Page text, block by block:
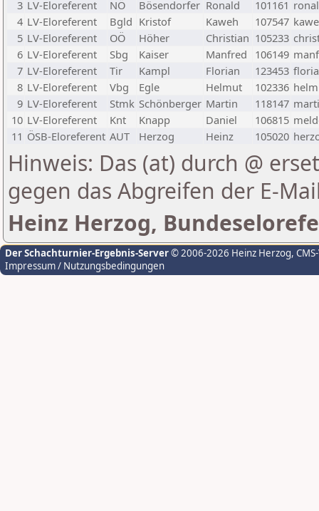
3 LV-Eloreferent NÖ Bösendorfer Ronald 101161
4 LV-Eloreferent Bgld Kristof Kaweh 107547
5 LV-Eloreferent OÖ Höher Christian 105233
6 LV-Eloreferent Sbg Kaiser Manfred 106149
7 LV-Eloreferent Tir Kampl Florian 123453
8 LV-Eloreferent Vbg Egle Helmut 102336
9 LV-Eloreferent Stmk Schönberger Martin 118147
10 LV-Eloreferent Knt Knapp Daniel 106815
11 ÖSB-Eloreferent AUT Herzog Heinz 105020
Hinweis: Das (at) durch @
gegen das Abgreifen der E-
Heinz Herzog,
Der Schachturnier-Ergebnis-Server© 2006-2026 Heinz Herzog,
Impressum / Nutzungsbedingungen